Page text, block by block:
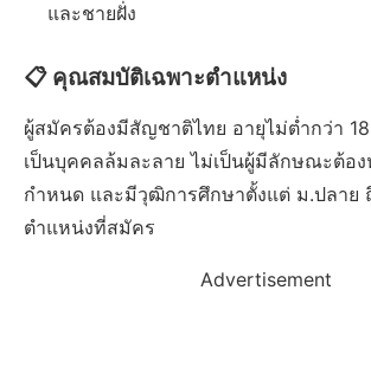
และชายฝั่ง
📋 คุณสมบัติเฉพาะตำแหน่ง
ผู้สมัครต้องมีสัญชาติไทย อายุไม่ต่ำกว่า
เป็นบุคคลล้มละลาย ไม่เป็นผู้มีลักษณะต้อ
กำหนด และมีวุฒิการศึกษาตั้งแต่ ม.ปลาย
ตำแหน่งที่สมัคร
Advertisement